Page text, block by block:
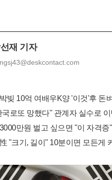
재 기자
빚 10억 여배우K양 '이것'후 돈
국로또 망했다" 관계자 실수로
만원 벌고 싶으면 "이 자격증
"크기, 길이" 10분이면 모든게